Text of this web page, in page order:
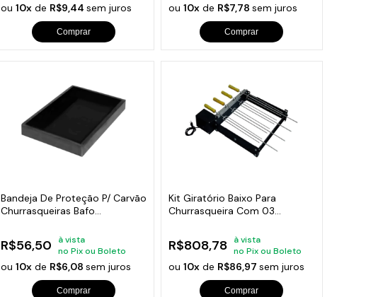
ou 10xde R$9,44 sem juros
Comprar
ou10x de R$7,78sem juros
Comprar
Bandeja De Proteção P/ Carvão
Churrasqueiras Bafo
R$56,50
à vista
no Pix ou Boleto
ou 10xde R$6,08 sem juros
Comprar
Kit Giratório Baixo Para
Churrasqueira Com 03
R$808,78
à vista
no Pix ou Boleto
ou10x de R$86,97sem juros
Comprar